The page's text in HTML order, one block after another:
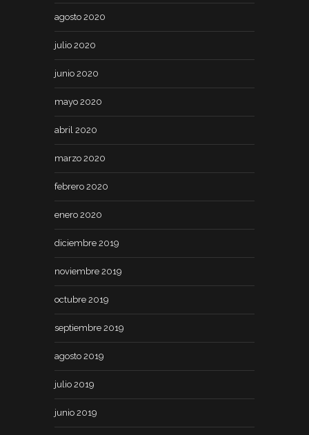
agosto 2020
julio 2020
junio 2020
mayo 2020
abril 2020
marzo 2020
febrero 2020
enero 2020
diciembre 2019
noviembre 2019
octubre 2019
septiembre 2019
agosto 2019
julio 2019
junio 2019